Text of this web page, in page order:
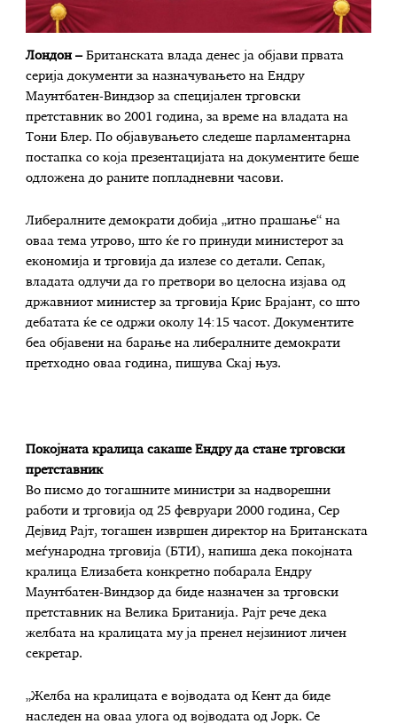
Лондон –Британската влада денес ја објави првата
серија документи за назначувањето на Ендру
Маунтбатен-Виндзор за специјален трговски
претставник во 2001 година, за време на владата на
Тони Блер. По објавувањето следеше парламентарна
постапка со која презентацијата на документите беше
одложена до раните попладневни часови.
Либералните демократи добија „итно прашање“ на
оваа тема утрово, што ќе го принуди министерот за
економија и трговија да излезе со детали. Сепак,
владата одлучи да го претвори во целосна изјава од
државниот министер за трговија Крис Брајант, со што
дебатата ќе се одржи околу 14:15 часот. Документите
беа објавени на барање на либералните демократи
претходно оваа година, пишува Скај њуз.
Покојната кралица сакаше Ендру да стане трговски
претставник
Во писмо до тогашните министри за надворешни
работи и трговија од 25 февруари 2000 година, Сер
Дејвид Рајт, тогашен извршен директор на Британската
меѓународна трговија (БТИ), напиша дека покојната
кралица Елизабета конкретно побарала Ендру
Маунтбатен-Виндзор да биде назначен за трговски
претставник на Велика Британија. Рајт рече дека
желбата на кралицата му ја пренел нејзиниот личен
секретар.
„Желба на кралицата е војводата од Кент да биде
наследен на оваа улога од војводата од Јорк. Се